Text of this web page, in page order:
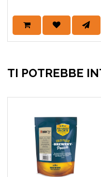
TI POTREBBE